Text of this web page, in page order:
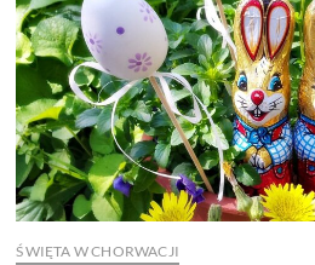
WIELKANOCNYCH!
ŚWIĘTA W CHORWACJI